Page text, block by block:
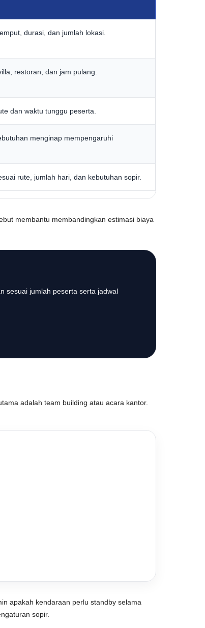
durasi, dan jumlah lokasi.
restoran, dan jam pulang.
dan waktu tunggu peserta.
menginap mempengaruhi
rute, jumlah hari, dan kebutuhan sopir.
membantu membandingkan estimasi biaya
sesuai jumlah peserta serta jadwal
adalah team building atau acara kantor.
apakah kendaraan perlu standby selama
sopir.